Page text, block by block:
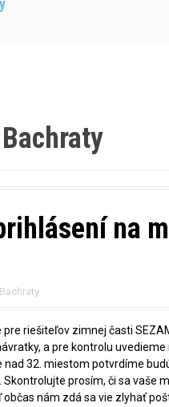
na
riešiteľov zimnej časti
a pre kontrolu
32. miestom potvrdíme
prosím, či sa vaše
nám zdá sa vie zlyhať